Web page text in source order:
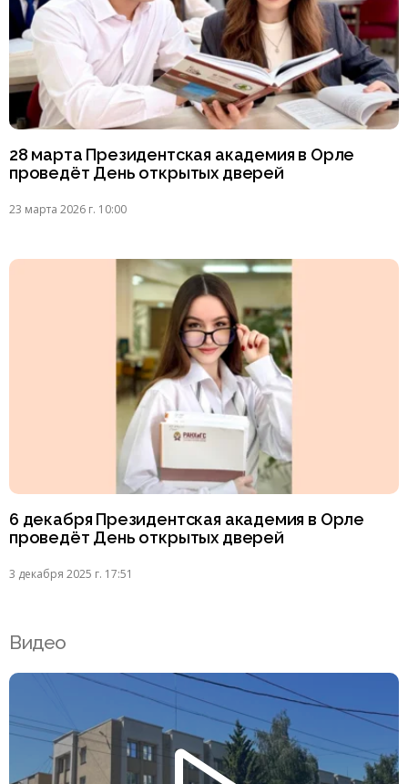
28 марта Президентская академия в Орле
проведёт День открытых дверей
23 марта 2026 г. 10:00
6 декабря Президентская академия в Орле
проведёт День открытых дверей
3 декабря 2025 г. 17:51
Видео